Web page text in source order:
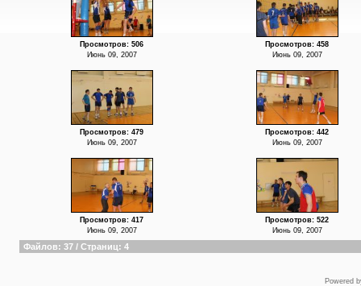
Просмотров: 506
Июнь 09, 2007
Просмотров: 458
Июнь 09, 2007
Просмотров: 479
Июнь 09, 2007
Просмотров: 442
Июнь 09, 2007
Просмотров: 417
Июнь 09, 2007
Просмотров: 522
Июнь 09, 2007
Файлов: 37 / Страниц: 4
Powered